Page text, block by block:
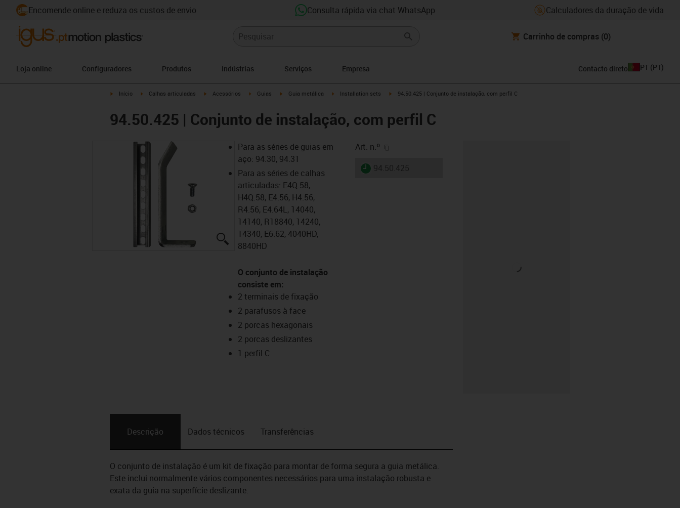
Encomende online e reduza os custos de envio Consulta rápida via chat WhatsApp Calculadores da duração de vida
Carrinho de compras (0)
Loja online Configuradores Produtos Indústrias Serviços Empresa Contacto direto PT (PT)
igus-icon-arrow-right
Início igus-icon-arrow-right
Calhas articuladas igus-icon-arrow-right
Acessórios igus-icon-arrow-right
Guias igus-icon-arrow-right
Guia metálica igus-icon-arrow-right
Installation sets igus-icon-arrow-right
94.50.425 | Conjunto de instalação, com perfil C
94.50.425 | Conjunto de instalação, com perfil C
igus-icon-lupe
Para as séries de guias em
aço: 94.30, 94.31
Para as séries de calhas
articuladas: E4Q.58,
H4Q.58, E4.56, H4.56,
R4.56, E4.64L, 14040,
14140, R18840, 14240,
14340, E6.62, 4040HD,
8840HD
O conjunto de instalação
consiste em:
2 terminais de fixação
2 parafusos à face
2 porcas hexagonais
2 porcas deslizantes
1 perfil C
Art. n.º
igus-icon-lieferzeit
Descrição Dados técnicos Transferências
O conjunto de instalação é um kit de fixação para montar de forma segura a guia metálica.
Este inclui normalmente vários componentes necessários para uma instalação robusta e
exata da guia na superfície deslizante.